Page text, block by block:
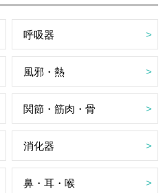
呼吸器
風邪・熱
関節・筋肉・骨
消化器
鼻・耳・喉